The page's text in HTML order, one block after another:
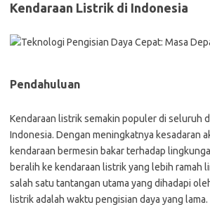
Kendaraan Listrik di Indonesia
Pendahuluan
Kendaraan listrik semakin populer di seluruh
Indonesia. Dengan meningkatnya kesadaran
kendaraan bermesin bakar terhadap
beralih ke kendaraan listrik yang lebih ramah
salah satu tantangan utama yang dihadapi
listrik adalah waktu pengisian daya yang